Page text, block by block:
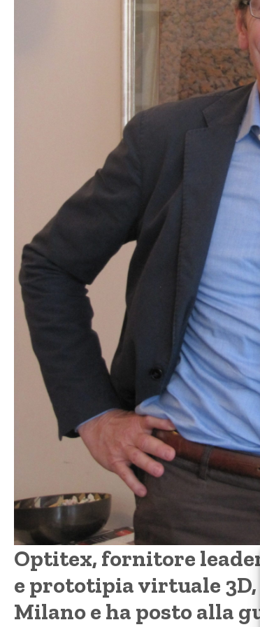
Optitex, fornitore
e prototipia virtuale 3D,
Milano e ha posto alla